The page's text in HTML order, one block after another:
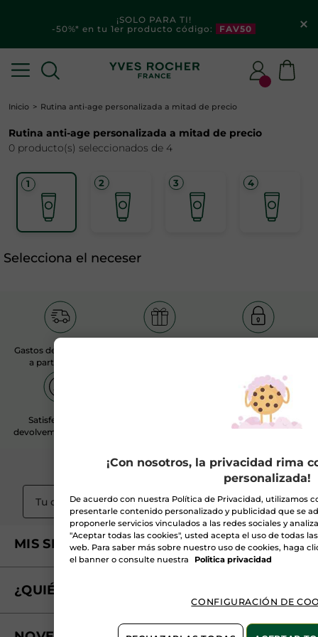
¡SOLO PARA TI!
-50%* en tu 1er producto código:
FAV50
Inicio Rutina anti-age personalizada a mitad de precio
Rutina anti-age personalizada a mitad de precio
0 producto(s) seleccionados de 4
Selecciona el neceser
Gastos de envío gratis
a partir de 20€
Satisfecha o te
devolvemos el dinero
Atención al Cliente
Suscribirme ala Newsletter
OK
MIS SERVICIOS
Tratamientos de Belleza
Encuentra tu Centro de Belleza
¿QUIÉNES SOMOS?
¡Con nosotros, la privacidad rima
personalizada!
De acuerdo con nuestra Política de Privacidad, utilizamos
presentarle contenido personalizado y publicidad que se
proponerle servicios vinculados a las redes sociales y
"Aceptar todas las cookies", usted acepta el uso de todas
web. Para saber más sobre nuestro uso de cookies, haga
el banner o consulte nuestra
Politica privacidad
CONFIGURACIÓN DE